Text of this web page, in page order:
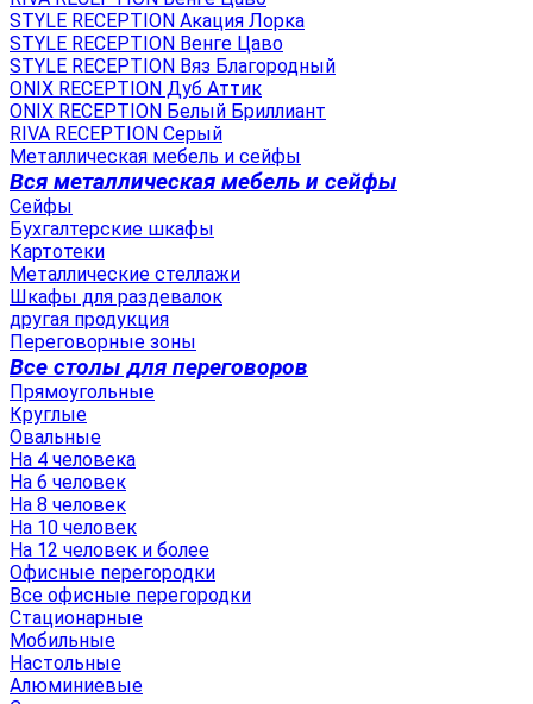
STYLE RECEPTION Акация Лорка
STYLE RECEPTION Венге Цаво
STYLE RECEPTION Вяз Благородный
ONIX RECEPTION Дуб Аттик
ONIX RECEPTION Белый Бриллиант
RIVA RECEPTION Серый
Металлическая мебель и сейфы
Вся металлическая мебель и сейфы
Сейфы
Бухгалтерские шкафы
Картотеки
Металлические стеллажи
Шкафы для раздевалок
другая продукция
Переговорные зоны
Все столы для переговоров
Прямоугольные
Круглые
Овальные
На 4 человека
На 6 человек
На 8 человек
На 10 человек
На 12 человек и более
Офисные перегородки
Все офисные перегородки
Стационарные
Мобильные
Настольные
Алюминиевые